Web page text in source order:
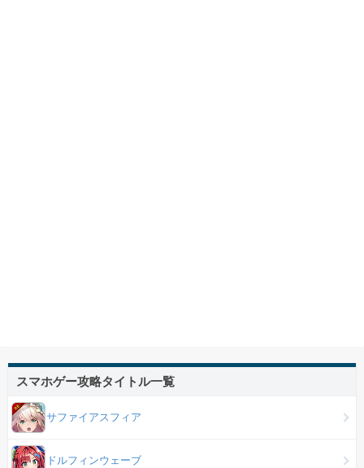
スマホゲー攻略タイトル一覧
サファイアスフィア
ドルフィンウェーブ